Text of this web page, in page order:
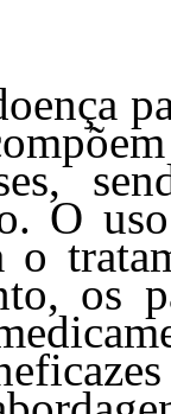
O
os